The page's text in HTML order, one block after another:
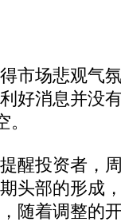
场悲观气
好消息并没
投资者，
头部的形成
随着调整的